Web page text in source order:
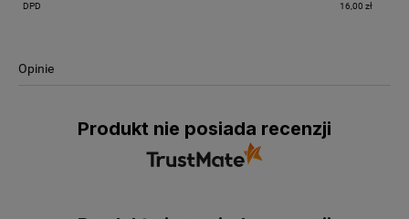
DPD 16,00 zł
Opinie
Produkt nie posiada recenzji